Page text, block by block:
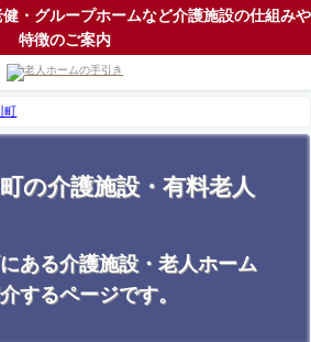
・グループホームなど介護施設の仕組みや
特徴のご案内
町
の介護施設・有料老人
ある介護施設・老人ホーム
するページです。